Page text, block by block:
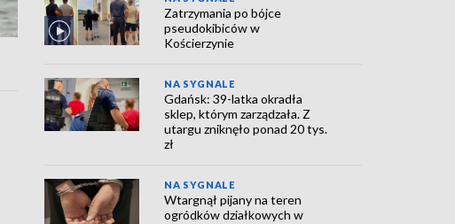
Zatrzymania po bójce
pseudokibiców w
Kościerzynie
NA SYGNALE
Gdańsk: 39-latka okradła
sklep, którym zarządzała. Z
utargu zniknęło ponad 20 tys.
zł
NA SYGNALE
Wtargnął pijany na teren
ogródków działkowych w